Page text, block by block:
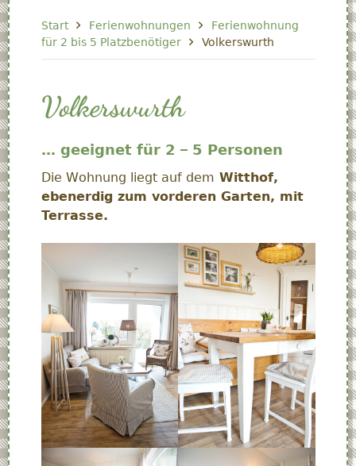
Start Ferienwohnungen
Ferienwohnung
für 2 bis 5 Platzbenötiger
Volkerswurth
Volkerswurth
… geeignet für 2 – 5 Personen
Die Wohnung liegt auf dem Witthof,
ebenerdig zum vorderen Garten, mit
Terrasse.